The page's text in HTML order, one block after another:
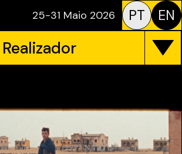
25-31 Maio 2026 PT EN